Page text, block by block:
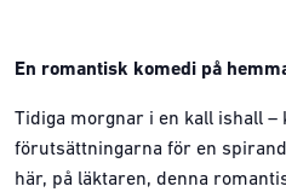
En romantisk komedi på
Tidiga morgnar i en kall ishall –
förutsättningarna för en
här, på läktaren, denna